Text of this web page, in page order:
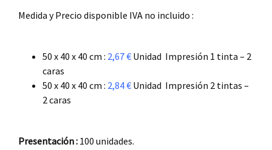
Medida y Precio disponible IVA no incluido :
50 x 40 x 40 cm : 2,67 € Unidad Impresión 1 tinta – 2
caras
50 x 40 x 40 cm : 2,84 € Unidad Impresión 2 tintas –
2 caras
Presentación : 100 unidades.